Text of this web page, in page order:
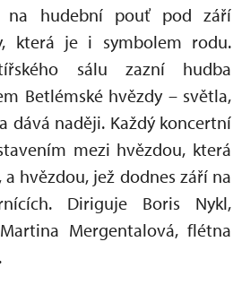
na hudební pouť pod září
která je i symbolem rodu.
sálu zazní hudba
Betlémské hvězdy – světla,
dává naději. Každý koncertní
mezi hvězdou, která
hvězdou, jež dodnes září na
Diriguje Boris Nykl,
Mergentalová, flétna